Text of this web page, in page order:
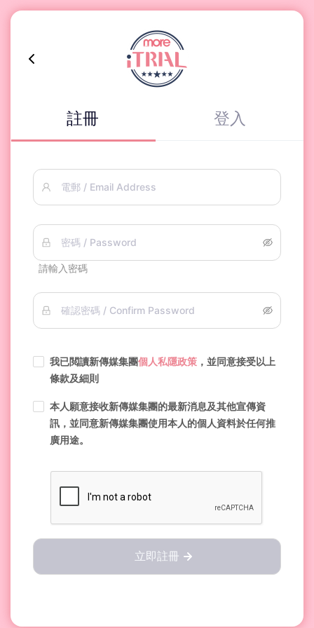
註冊 登入
電郵 / Email Address
密碼 / Password
請輸入密碼
確認密碼 / Confirm Password
我已閲讀新傳媒集團個人私隱政策 ，並同意接受以上
條款及細則
本人願意接收新傳媒集團的最新消息及其他宣傳資
訊，並同意新傳媒集團使用本人的個人資料於任何推
廣用途。
立即註冊